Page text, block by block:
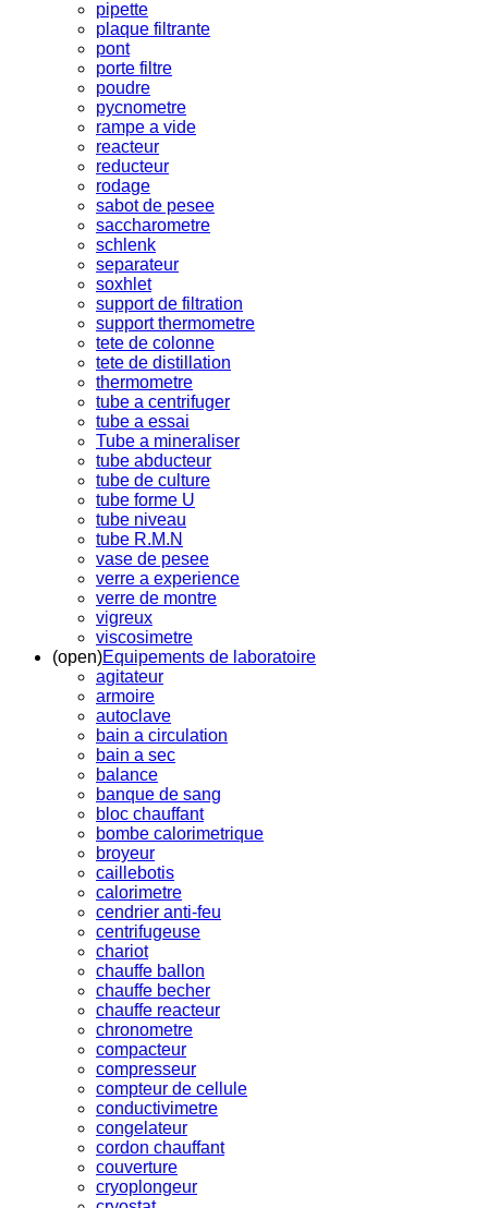
pipette
plaque filtrante
pont
porte filtre
poudre
pycnometre
rampe a vide
reacteur
reducteur
rodage
sabot de pesee
saccharometre
schlenk
separateur
soxhlet
support de filtration
support thermometre
tete de colonne
tete de distillation
thermometre
tube a centrifuger
tube a essai
Tube a mineraliser
tube abducteur
tube de culture
tube forme U
tube niveau
tube R.M.N
vase de pesee
verre a experience
verre de montre
vigreux
viscosimetre
(open)Equipements de laboratoire
agitateur
armoire
autoclave
bain a circulation
bain a sec
balance
banque de sang
bloc chauffant
bombe calorimetrique
broyeur
caillebotis
calorimetre
cendrier anti-feu
centrifugeuse
chariot
chauffe ballon
chauffe becher
chauffe reacteur
chronometre
compacteur
compresseur
compteur de cellule
conductivimetre
congelateur
cordon chauffant
couverture
cryoplongeur